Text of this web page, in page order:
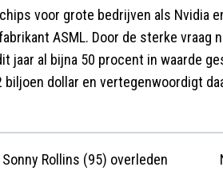
voor grote bedrijven als Nvidia
ASML. Door de sterke
jaar al bijna 50 procent in waarde
biljoen dollar en vertegenwoordigt
Rollins (95) overleden